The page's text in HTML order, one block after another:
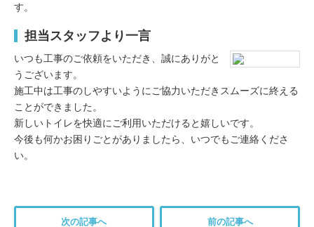
す。
担当スタッフより一言
いつも工事のご依頼をいただき、誠にありがと
うございます。
施工中は工事のしやすいようにご協力いただきスムーズに終える
ことができました。
新しいトイレを快適にご利用いただけると嬉しいです。
今後も何かお困りごとがありましたら、いつでもご連絡くださ
い。
次の記事へ 前の記事へ